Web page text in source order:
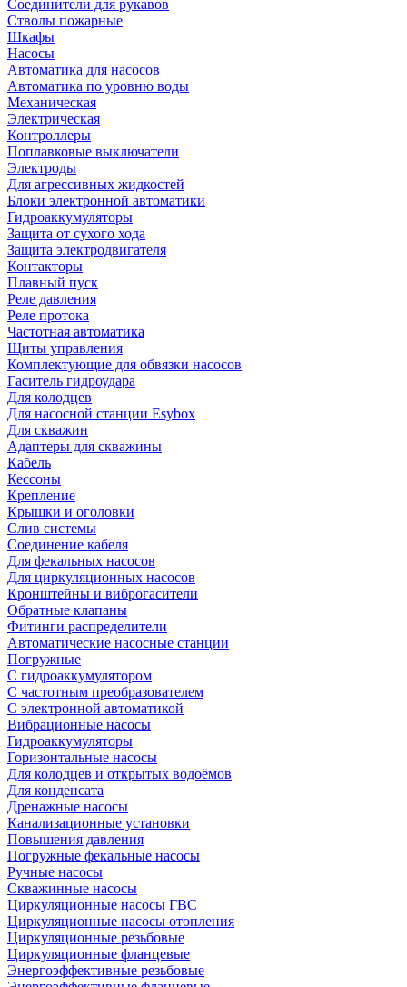
Соединители для рукавов
Стволы пожарные
Шкафы
Насосы
Автоматика для насосов
Автоматика по уровню воды
Механическая
Электрическая
Контроллеры
Поплавковые выключатели
Электроды
Для агрессивных жидкостей
Блоки электронной автоматики
Гидроаккумуляторы
Защита от сухого хода
Защита электродвигателя
Контакторы
Плавный пуск
Реле давления
Реле протока
Частотная автоматика
Щиты управления
Комплектующие для обвязки насосов
Гаситель гидроудара
Для колодцев
Для насосной станции Esybox
Для скважин
Адаптеры для скважины
Кабель
Кессоны
Крепление
Крышки и оголовки
Слив системы
Соединение кабеля
Для фекальных насосов
Для циркуляционных насосов
Кронштейны и виброгасители
Обратные клапаны
Фитинги распределители
Автоматические насосные станции
Погружные
С гидроаккумулятором
С частотным преобразователем
С электронной автоматикой
Вибрационные насосы
Гидроаккумуляторы
Горизонтальные насосы
Для колодцев и открытых водоёмов
Для конденсата
Дренажные насосы
Канализационные установки
Повышения давления
Погружные фекальные насосы
Ручные насосы
Скважинные насосы
Циркуляционные насосы ГВС
Циркуляционные насосы отопления
Циркуляционные резьбовые
Циркуляционные фланцевые
Энергоэффективные резьбовые